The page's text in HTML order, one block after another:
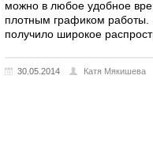
можно в любое удобное
плотным графиком работы.
получило широкое
30.05.2014 Катя Мякишева